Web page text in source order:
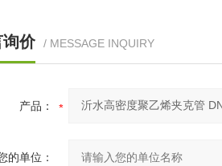
询价 / MESSAGE INQUIRY
产品：
的单位：